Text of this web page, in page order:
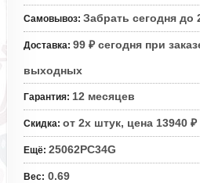
Самовывоз: Забрать сегодня до
Доставка: 99 ₽ сегодня при
выходных
Гарантия: 12 месяцев
Скидка: от 2х штук, цена 13940
Ещё: 25062PC34G
Вес: 0.69